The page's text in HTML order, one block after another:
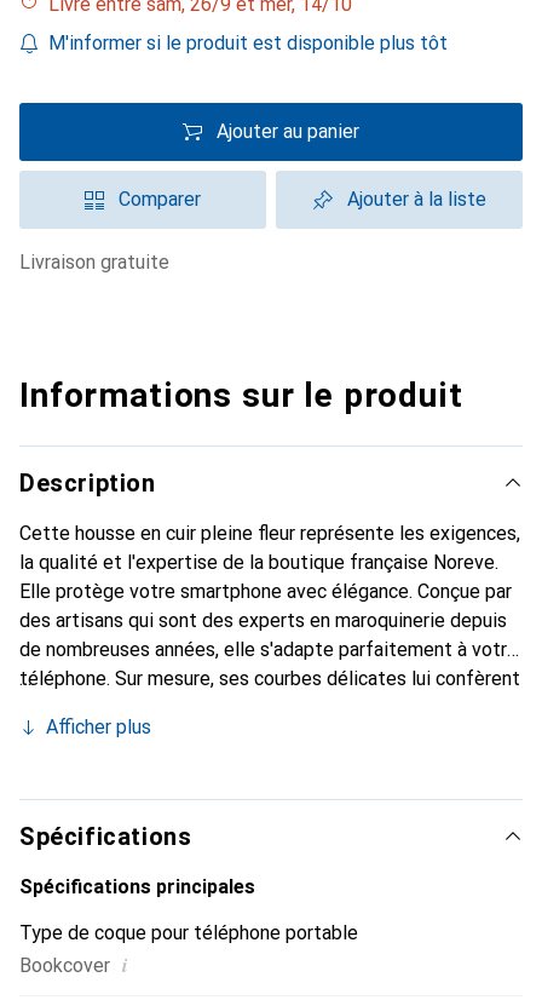
M'informer si le produit est disponible plus tôt
Ajouter au panier
Comparer Ajouter à la liste
livraison gratuite
Informations sur le produit
Description
Cette housse en cuir pleine fleur représente les exigences,
la qualité et l'expertise de la boutique française Noreve.
Elle protège votre smartphone avec élégance. Conçue par
des artisans qui sont des experts en maroquinerie depuis
de nombreuses années, elle s'adapte parfaitement à votre
téléphone. Sur mesure, ses courbes délicates lui confèrent
chic et indispensable pour votre smartphone. Reconnaître
marque Noreve est un choix fiable pour une clientèle
exigeante.
Afficher plus
Spécifications
Spécifications principales
Type de coque pour téléphone portable
Bookcover i